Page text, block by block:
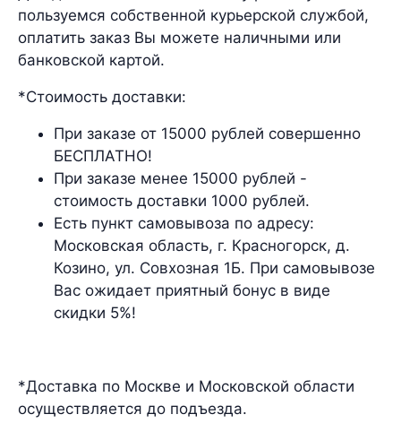
пользуемся собственной курьерской службой,
оплатить заказ Вы можете наличными или
банковской картой.
*Стоимость доставки:
При заказе от 15000 рублей совершенно
БЕСПЛАТНО!
При заказе менее 15000 рублей -
стоимость доставки 1000 рублей.
Есть пункт самовывоза по адресу:
Московская область, г. Красногорск, д.
Козино, ул. Совхозная 1Б. При самовывозе
Вас ожидает приятный бонус в виде
скидки 5%!
*Доставка по Москве и Московской области
осуществляется до подъезда.